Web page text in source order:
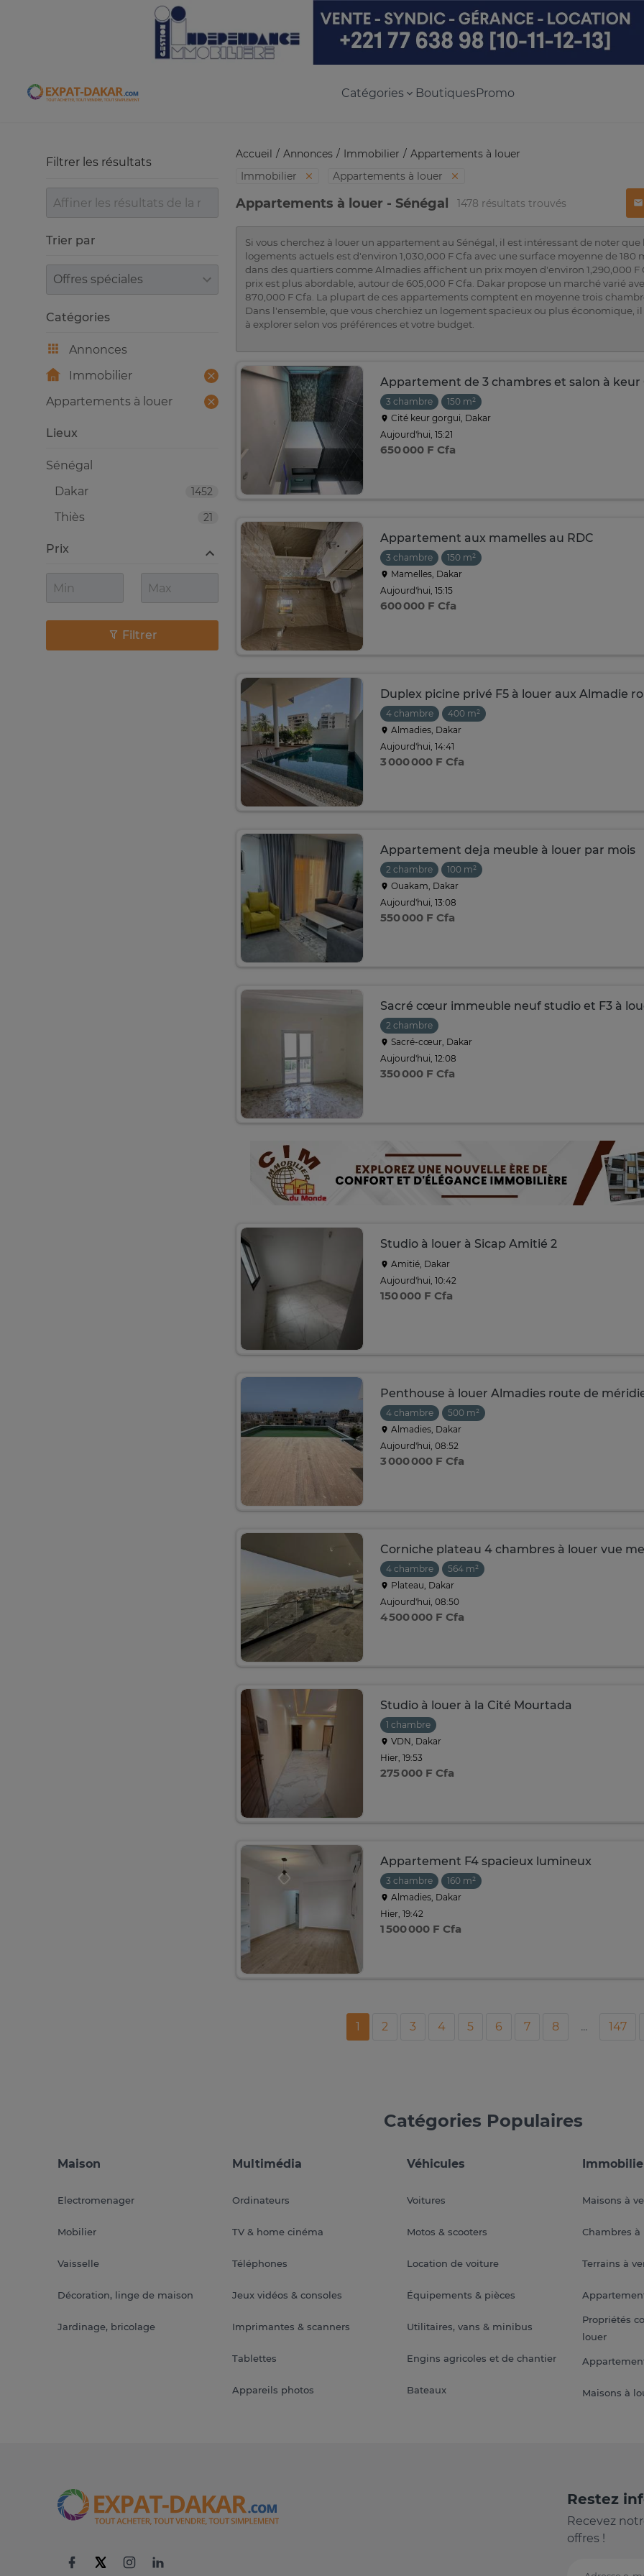
Expat-Dakar Catégories BoutiquesPromo
Accueil Annonces Immobilier
Appartements à louer
Immobilier
Appartements à louer
Appartements à louer - Sénégal 1478 résultats trouvés
Si vous cherchez à louer un appartement au Sénégal, il est intéressant de noter que
logements actuels est d'environ 1,030,000 F Cfa avec une surface moyenne de 180
dans des quartiers comme Almadies affichent un prix moyen d'environ 1,290,000 F
prix est plus abordable, autour de 605,000 F Cfa. Dakar propose un marché varié
870,000 F Cfa. La plupart de ces appartements comptent en moyenne trois
Dans l'ensemble, que vous cherchiez un logement spacieux ou plus économique,
à explorer selon vos préférences et votre budget.
Appartement de 3 chambres et salon à keur
3 chambre
150 m²
Cité keur gorgui, Dakar
Aujourd'hui, 15:21
650 000 F Cfa
Appartement aux mamelles au RDC
3 chambre
150 m²
Mamelles, Dakar
Aujourd'hui, 15:15
600 000 F Cfa
Duplex picine privé F5 à louer aux Almadie
4 chambre
400 m²
Almadies, Dakar
Aujourd'hui, 14:41
3 000 000 F Cfa
Appartement deja meuble à louer par mois
2 chambre
100 m²
Ouakam, Dakar
Aujourd'hui, 13:08
550 000 F Cfa
Sacré cœur immeuble neuf studio et F3 à
2 chambre
Sacré-cœur, Dakar
Aujourd'hui, 12:08
350 000 F Cfa
Studio à louer à Sicap Amitié 2
Amitié, Dakar
Aujourd'hui, 10:42
150 000 F Cfa
Penthouse à louer Almadies route de
4 chambre
500 m²
Almadies, Dakar
Aujourd'hui, 08:52
3 000 000 F Cfa
Corniche plateau 4 chambres à louer vue
4 chambre
564 m²
Plateau, Dakar
Aujourd'hui, 08:50
4 500 000 F Cfa
Studio à louer à la Cité Mourtada
1 chambre
VDN, Dakar
Hier, 19:53
275 000 F Cfa
Appartement F4 spacieux lumineux
3 chambre
160 m²
Almadies, Dakar
Hier, 19:42
1 500 000 F Cfa
1 2 3 4 5 6 7 8 ... 147
Filtrer les résultats
Trier par
Trier par
Catégories
Annonces
Immobilier
Appartements à louer
Lieux
Sénégal
1452
Dakar
21
Thiès
Prix
Filtrer
Catégories Populaires
Maison
Electromenager
Mobilier
Vaisselle
Décoration, linge de maison
Jardinage, bricolage
Multimédia
Ordinateurs
TV & home cinéma
Téléphones
Jeux vidéos & consoles
Imprimantes & scanners
Tablettes
Appareils photos
Véhicules
Voitures
Motos & scooters
Location de voiture
Équipements & pièces
Utilitaires, vans & minibus
Engins agricoles et de chantier
Bateaux
Maisons à
Chambres à
Terrains à
Propriétés
louer
Maisons à
Restez
Recevez
offres !